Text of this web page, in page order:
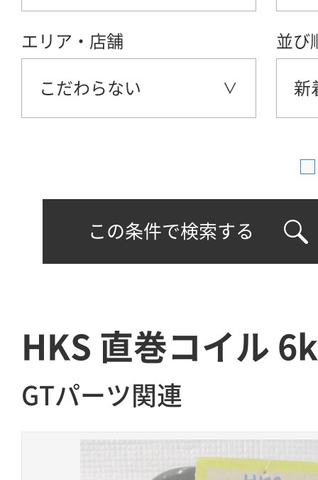
エリア・店舗
こだわらない
並び
新
この条件で検索する
HKS 直巻コイル
GTパーツ関連